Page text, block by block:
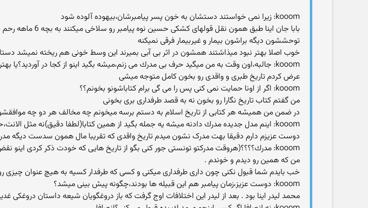
kooom: زیرا نمی خواستند دستشان به خون پسر پیامبرشان،بیهوده آلوده شود
بابا جان اینا طبق
توحششون دیگه براشون بیمار و غیربیمار فرقی نمیكنه
خوب اصلا بهتر نبود میذاشتند همشون در اثر بی آبی بمیرند این وسط خونی هم ریخته نمیشد
kooom: جالبه،اون وقت به من میگید حرف بی مدرك می زنم،میشه بگید اینو از كجا در آوردید؟یا بهتره بگم چطور به این نتیجه رسیدید؟
عرض کردم تاریخ طبری و واقدی رو بخون کامل متوجه میشی
kooom: اگر از اونا حمایت نمی كنی پس را می گی برام كتاباشونو بخونم؟؟
من گفتم کتاب تاریخ نگارا رو بخون نه به قصد طرفداری بری بخونی
در ضمن من همیشه هر کتابی از تاریخ اسلام به دستم برسه میخونم چه مخالف هر دو چه
kooom: اینم مدل جدیده مدرك دادنه میشه یه جمله بگید از همین كتابا(لطفا دقیق)نه مثل الانت،حرف كالای مفتیه،همه می زنند،مدركش مهمه
دوست عزیزم دارم دقیقا بهت مدرک نشون میدم تاریخ واقدی که تقریبا مال همون سدست دیگه
kooom: مدرك؟؟؟؟(هروقت مدركتو تونستی جور كنی بگو از تاریخ هایی كه خودت ذكر كردی اینو نقض كنم)
من که همین رو دیدم و خوندم .
خب بایدم شما قبول نکنی چون داری طرفداری میکنی و کسی که طرفدار کسیه به هیچ عنوان چیزی
kooom: دوست عزیز،زمان پیامبر هم این قبیله ها بودند،چگونه پیش بینی میشد؟
محمد لیدر اینا بود . بعد از لیدر این اختلافات اوج گرفت که باز دروغگویان شیعه داستان